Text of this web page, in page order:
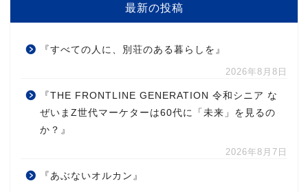
最新の投稿
『すべての人に、別荘のある暮らしを』
2026年8月8日
『THE FRONTLINE GENERATION 令和シニア な
ぜいまZ世代マーケターは60代に「未来」を見るの
か？』
2026年8月7日
『あぶないオルカン』